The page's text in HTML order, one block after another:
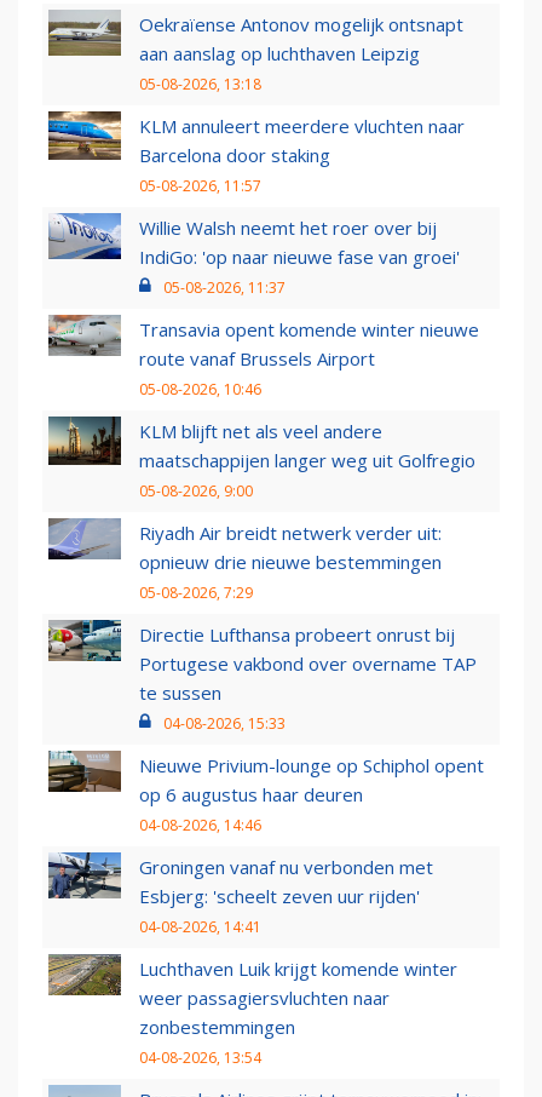
Oekraïense Antonov mogelijk ontsnapt
aan aanslag op luchthaven Leipzig
05-08-2026, 13:18
KLM annuleert meerdere vluchten naar
Barcelona door staking
05-08-2026, 11:57
Willie Walsh neemt het roer over bij
IndiGo: 'op naar nieuwe fase van groei'
05-08-2026, 11:37
Transavia opent komende winter nieuwe
route vanaf Brussels Airport
05-08-2026, 10:46
KLM blijft net als veel andere
maatschappijen langer weg uit Golfregio
05-08-2026, 9:00
Riyadh Air breidt netwerk verder uit:
opnieuw drie nieuwe bestemmingen
05-08-2026, 7:29
Directie Lufthansa probeert onrust bij
Portugese vakbond over overname TAP
te sussen
04-08-2026, 15:33
Nieuwe Privium-lounge op Schiphol opent
op 6 augustus haar deuren
04-08-2026, 14:46
Groningen vanaf nu verbonden met
Esbjerg: 'scheelt zeven uur rijden'
04-08-2026, 14:41
Luchthaven Luik krijgt komende winter
weer passagiersvluchten naar
zonbestemmingen
04-08-2026, 13:54